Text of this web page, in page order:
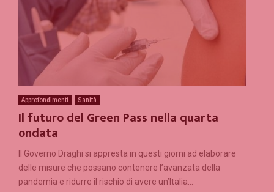
Approfondimenti Sanità
Il futuro del Green Pass nella quarta
ondata
Il Governo Draghi si appresta in questi giorni ad elaborare
delle misure che possano contenere l’avanzata della
pandemia e ridurre il rischio di avere un’Italia...